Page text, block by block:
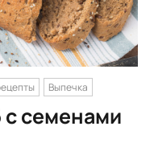
Выпечка
семенами